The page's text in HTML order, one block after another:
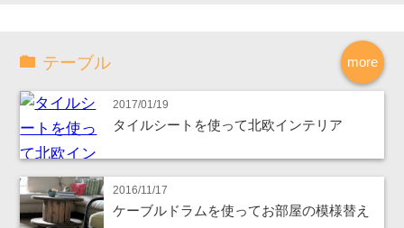
more
テーブル
2017/01/19
タイルシートを使って北欧インテリア
2016/11/17
ケーブルドラムを使ってお部屋の模様替え